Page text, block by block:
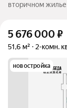
вторичном
5 676 000 ₽
51,6 м² 2-комн.
новостройка